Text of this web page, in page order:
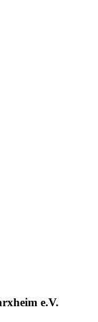
e.V.